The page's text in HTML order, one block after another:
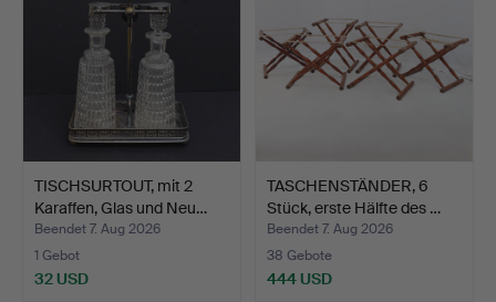
TISCHSURTOUT, mit 2
Karaffen, Glas und Neu…
Beendet 7. Aug 2026
1 Gebot
32 USD
TASCHENSTÄNDER, 6
Stück, erste Hälfte des …
Beendet 7. Aug 2026
38 Gebote
444 USD